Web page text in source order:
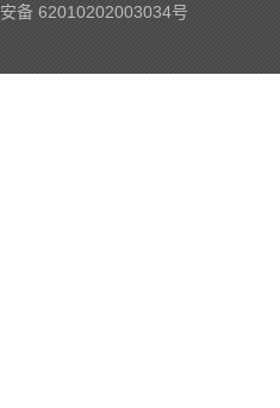
备 62010202003034号